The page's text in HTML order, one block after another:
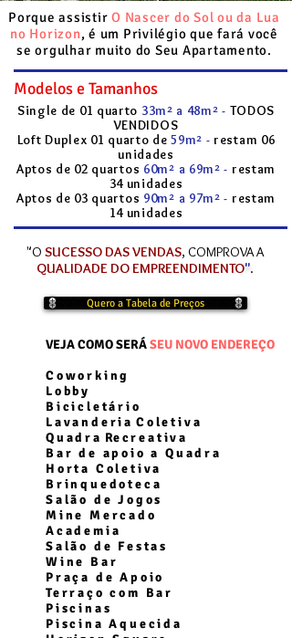
Porque assistir O Nascer do Sol ou da Lua
no Horizon, é um Privilégio que fará você
se orgulhar muito do Seu Apartamento.
Modelos e Tamanhos
Single de 01 quarto 33m² a 48m² - TODOS
VENDIDOS
Loft Duplex 01 quarto de59m² - restam 06
unidades
Aptos de 02 quartos 60m² a 69m² - restam
34 unidades
Aptos de 03 quartos 90m² a 97m² - restam
14 unidades
"O SUCESSO DAS VENDAS, COMPROVA A
QUALIDADE DO EMPREENDIMENTO".
Quero a Tabela de Preços
VEJA COMO SERÁSEU NOVO ENDEREÇO
Coworking
Lobby
Bicicletário
Lavanderia Coletiva
Quadra Recreativa
Bar de apoio a Quadra
Horta Coletiva
Brinquedoteca
Salão de Jogos
Mine Mercado
Academia
Salão de Festas
Wine Bar
Praça de Apoio
Terraço com Bar
Piscinas
Piscina Aquecida